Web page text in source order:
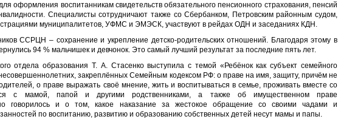
оформления воспитанникам свидетельств обязательного пенсионного страхования, пенсий
Специалисты сотрудничают также со Сбербанком, Петровским районным судом,
муниципалитетов, УФМС и ЭМЭСК, участвуют в рейдах ОДН и заседаниях КДН.
ССРЦН – сохранение и укрепление детско-родительских отношений. Благодаря этому в
94 % мальчишек и девчонок. Это самый лучший результат за последние пять лет.
отдела образования Т. А. Стасенко выступила с темой «Ребёнок как субъект семейного
закреплённых Семейным кодексом РФ: о праве на имя, защиту, причём не
о праве выражать своё мнение, жить и воспитываться в семье, проживать вместе со
с мамой, папой и другими родственниками, а также об имущественном праве
говорилось и о том, какое наказание за жестокое обращение со своими чадами и
по воспитанию, развитию и образованию собственных детей несут мамы и папы.